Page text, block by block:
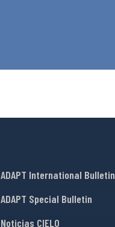
ADAPT International Bulletin
ADAPT Special Bulletin
Noticias CIELO